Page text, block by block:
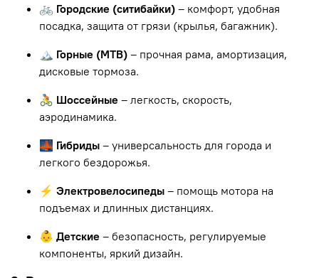
🚲 Городские (ситибайки) – комфорт, удобная
посадка, защита от грязи (крылья, багажник).
🏔 Горные (MTB) – прочная рама, амортизация,
дисковые тормоза.
🚴 Шоссейные – легкость, скорость,
аэродинамика.
🌉 Гибриды – универсальность для города и
легкого бездорожья.
⚡ Электровелосипеды – помощь мотора на
подъемах и длинных дистанциях.
👶 Детские – безопасность, регулируемые
компоненты, яркий дизайн.